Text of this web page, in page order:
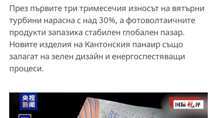
V
i
d
e
o
През първите три тримесечия износът на вятърни
турбини нарасна с над 30%, а фотоволтаичните
продукти запазиха стабилен глобален пазар.
Новите изделия на Кантонския панаир също
залагат на зелен дизайн и енергоспестяващи
процеси.